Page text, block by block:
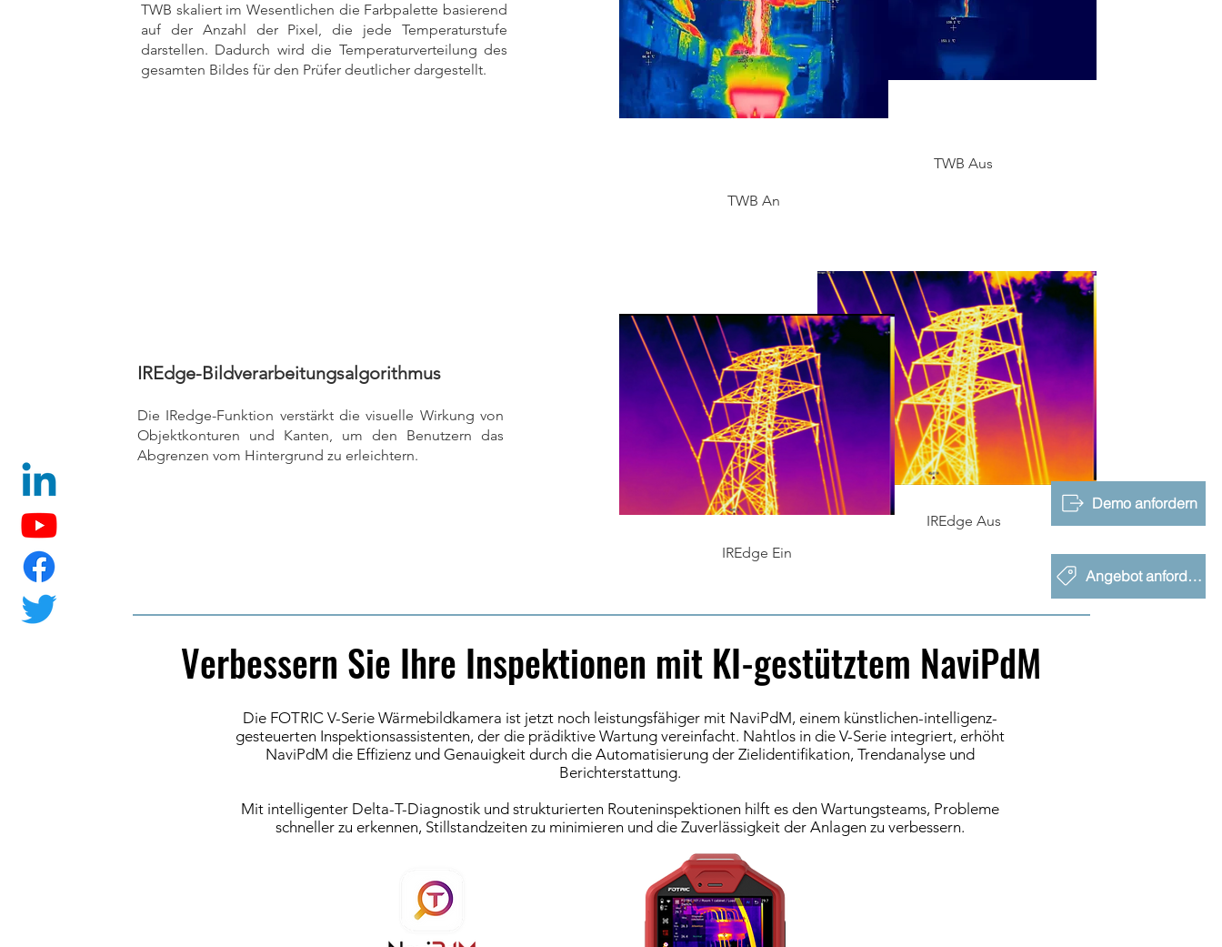
Demo anfordern
Angebot anfordern
TWB skaliert im Wesentlichen die Farbpalette basierend
auf der Anzahl der Pixel, die jede Temperaturstufe
darstellen. Dadurch wird die Temperaturverteilung des
gesamten Bildes für den Prüfer deutlicher dargestellt.
TWB Aus
TWB An
IREdge-Bildverarbeitungsalgorithmus
Die IRedge-Funktion verstärkt die visuelle Wirkung von
Objektkonturen und Kanten, um den Benutzern das
Abgrenzen vom Hintergrund zu erleichtern.
IREdge Aus
IREdge Ein
Verbessern Sie Ihre Inspektionen mit KI-gestütztem NaviPdM
Die FOTRIC V-Serie Wärmebildkamera ist jetzt noch leistungsfähiger mit NaviPdM, einem künstlichen-intelligenz-
gesteuerten Inspektionsassistenten, der die prädiktive Wartung vereinfacht. Nahtlos in die V-Serie integriert, erhöht
NaviPdM die Effizienz und Genauigkeit durch die Automatisierung der Zielidentifikation, Trendanalyse und
Berichterstattung.
Mit intelligenter Delta-T-Diagnostik und strukturierten Routeninspektionen hilft es den Wartungsteams, Probleme
schneller zu erkennen, Stillstandzeiten zu minimieren und die Zuverlässigkeit der Anlagen zu verbessern.